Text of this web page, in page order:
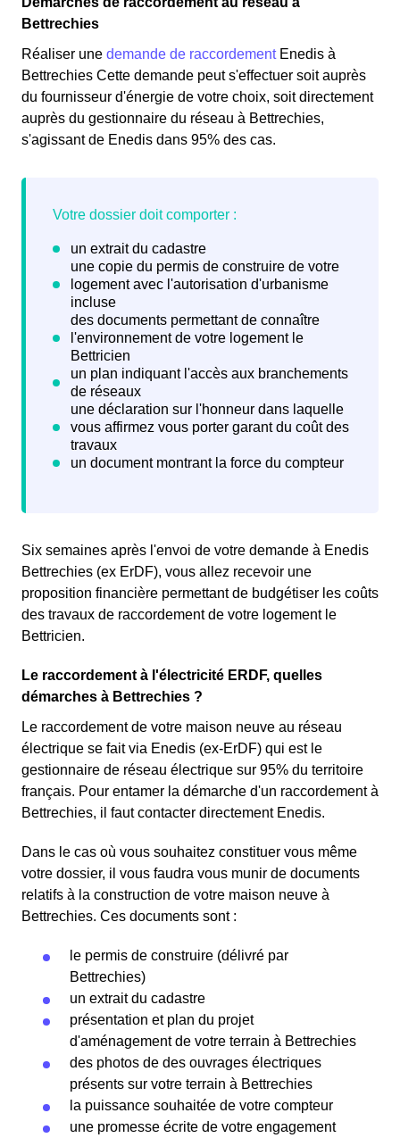
Bettrechies
Réaliser une demande de raccordementEnedis à
Bettrechies Cette demande peut s'effectuer soit auprès
du fournisseur d'énergie de votre choix, soit directement
auprès du gestionnaire du réseau à Bettrechies,
s'agissant de Enedis dans 95% des cas.
Six semaines après l'envoi de votre demande à Enedis
Bettrechies (ex ErDF), vous allez recevoir une
proposition financière permettant de budgétiser les coûts
des travaux de raccordement de votre logement le
Bettricien.
Le raccordement à l'électricité ERDF, quelles
démarches à Bettrechies ?
Le raccordement de votre maison neuve au réseau
électrique se fait via Enedis (ex-ErDF) qui est le
gestionnaire de réseau électrique sur 95% du territoire
français. Pour entamer la démarche d'un raccordement à
Bettrechies, il faut contacter directement Enedis.
Dans le cas où vous souhaitez constituer vous même
votre dossier, il vous faudra vous munir de documents
relatifs à la construction de votre maison neuve à
Bettrechies. Ces documents sont :
le permis de construire (délivré par
Bettrechies)
un extrait du cadastre
présentation et plan du projet
d'aménagement de votre terrain à Bettrechies
des photos de des ouvrages électriques
présents sur votre terrain à Bettrechies
la puissance souhaitée de votre compteur
une promesse écrite de votre engagement